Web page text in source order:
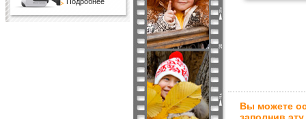
Вы можете